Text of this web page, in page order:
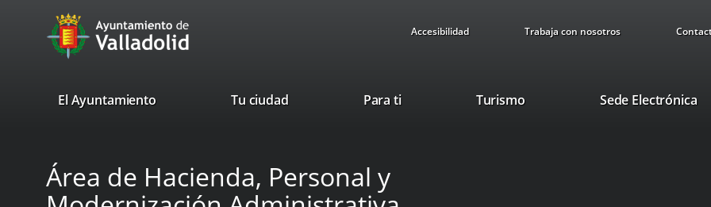
Portal
Web
Ayuntamiento
Valladolid
Accesibilidad Trabaja con nosotros
valladolid.es
El Ayuntamiento Tu ciudad Para ti TurismoThis
Sede Electrónica
Área de Hacienda, Personal y